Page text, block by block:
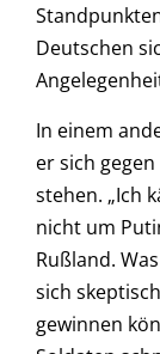
Deutschen
In einem
er sich
stehen. „Ich
nicht um
Rußland.
sich
gewinnen